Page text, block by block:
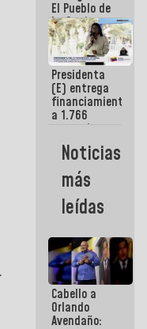
El Pueblo de
La Guaira
siempre
estará
acompañada
por el
Gobierno
Nacional
Presidenta
(E) entrega
financiamientos
a 1.766
comerciantes
emprendedores
afectados
por
terremotos
Noticias
más
leídas
Cabello a
Orlando
Avendaño: